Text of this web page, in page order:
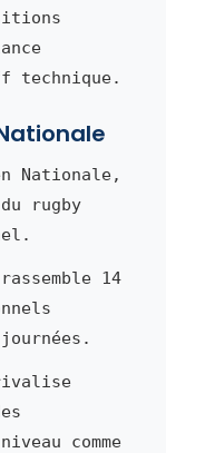
technique.
Nationale,
rugby
14
comme